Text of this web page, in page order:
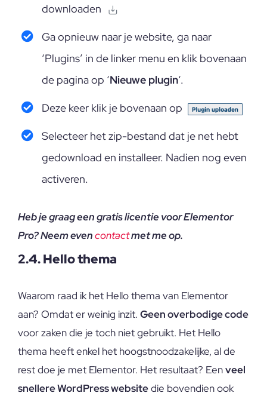
downloaden
Ga opnieuw naar je website, ga naar
‘Plugins’ in de linker menu en klik bovenaan
de pagina op ‘Nieuwe plugin‘.
Deze keer klik je bovenaan op
Selecteer het zip-bestand dat je net hebt
gedownload en installeer. Nadien nog even
activeren.
Heb je graag een gratis licentie voor Elementor
Pro? Neem evencontactmet me op.
2.4. Hello thema
Waarom raad ik het Hello thema van Elementor
aan? Omdat er weinig inzit. Geen overbodige code
voor zaken die je toch niet gebruikt. Het Hello
thema heeft enkel het hoogstnoodzakelijke, al de
rest doe je met Elementor. Het resultaat? Eenveel
snellere WordPress websitedie bovendien ook